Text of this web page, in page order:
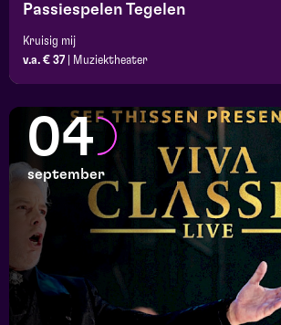
Passiespelen Tegelen
Kruisig mij
v.a. € 37
Muziektheater
04
september